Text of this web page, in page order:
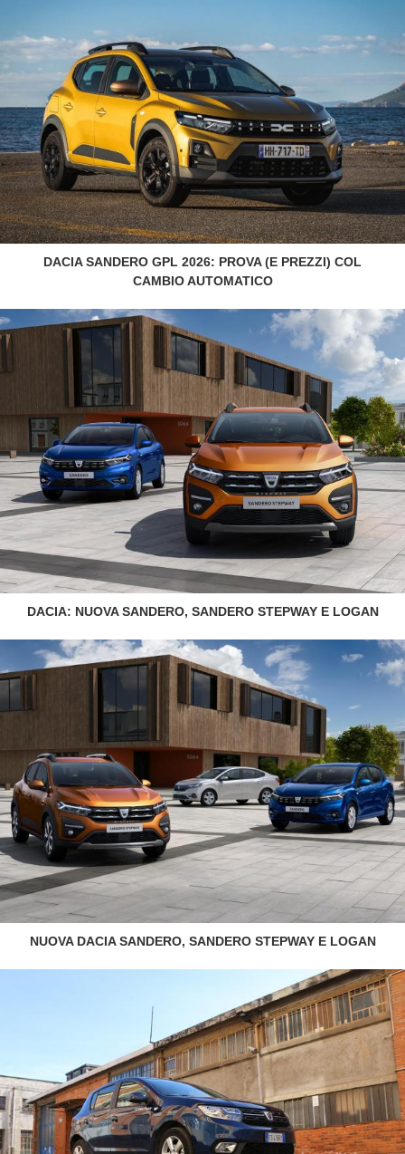
DACIA SANDERO GPL 2026: PROVA (E PREZZI) COL
CAMBIO AUTOMATICO
DACIA: NUOVA SANDERO, SANDERO STEPWAY E LOGAN
NUOVA DACIA SANDERO, SANDERO STEPWAY E LOGAN